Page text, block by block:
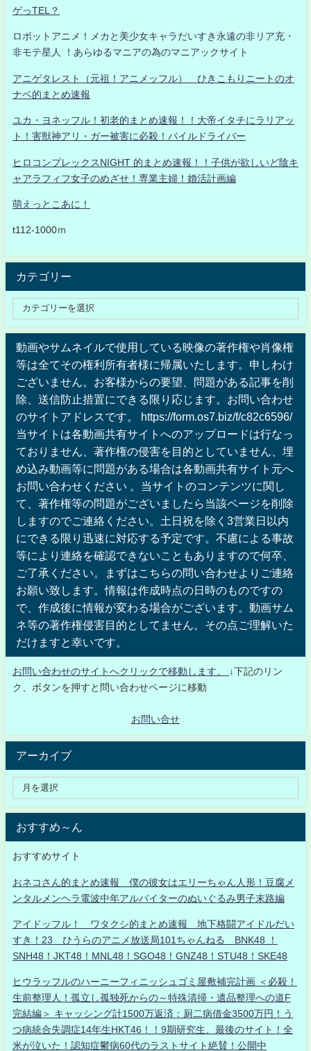
ゲっTEL？
ロボットアニメ！メカと美少女キャラだいすき永遠の非リア充・
非モテ星人 ！あらゆるマニアの為のマニアックサイト
アニゲタレスト（元祖！アニメッフル） ひきこもりニートのオ
ナベ的まとめ速報
ユカ・ヨネッフル！初老的まとめ速報！！大帝イタチにラリアッ
ト！害獣神アリ・ガー被害に必殺！パイルドライバー
ヒロコンプレックスNIGHT 的まとめ速報！！子供が欲しいど陰キ
ャアラフィフ女子のめざせ！専業主婦！婚活計画編
萌えっとこあに！
t112-1000ｍ
カテゴリー
動画やサムネイルで使用している映像の著作権や肖像権
等は全てその権利所有者様に帰属いたします。申しわけ
ございません。お客様からの要望、問題がある記事を削
除、送信防止措置にできる限り応じます。お問い合わせ
のサイトアドレスです。 https://form.os7.biz/f/c82c6596/
当サイトは各動画共有サイトへのアップロードは行なっ
ておりません、著作権の侵害を目的としていません、埋
め込み動画等に問題がある場合は各動画共有サイト元へ
お問い合わせください 。当サイトのコンテンツに関し
て、著作権等の問題がございましたら当該ページを削除
しますのでご連絡ください。土日祝を除く3営業日以内
にできる限り迅速に対応する予定です。不慮による事故
等により連絡を確認できないこともありますので何卒、
ご了承ください。まずはこちらの問い合わせよりご連絡
お願い致します。情報は作成時点の日時のものですの
で、作成後に情報が変わる場合がございます。動画サム
ネ等の著作権侵害目的としてません。その点ご理解いた
だけますと幸いです。
お問い合わせのサイトへクリックで移動します。
↓下記のリン
ク、ボタンを押すと問い合わせページに移動
お問い合せ
アーカイブ
おすすめ～ん
おすすめサイト
おネコさん的まとめ速報 僕の彼女はエリーちゃん人形！豆腐メ
ンタルメンヘラ電波中年アルバイターのぬいぐるみ男子末路編
アイドッフル！ ワタクシ的まとめ速報 地下格闘アイドルだい
すき！23 ひうらのアニメ放送局101ちゃんねる BNK48 ！
SNH48！JKT48！MNL48！SGO48！GNZ48！STU48！SKE48
ヒウラッフルのハーニーフィニッシュゴミ屋敷補完計画 ＜必殺！
生前整理人！孤立し孤独死からの～特殊清掃・遺品整理への道F
完結編＞ キャッシング計1500万返済：厨二病借金3500万円！う
つ病統合失調症14年生HKT46！！9期研究生、最後のサイト！全
米が泣いた！認知症鬱病60代のラストサイト絶賛！公開中